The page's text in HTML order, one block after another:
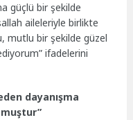
güçlü bir şekilde
aileleriyle birlikte
mutlu bir şekilde güzel
ifadelerini
dayanışma